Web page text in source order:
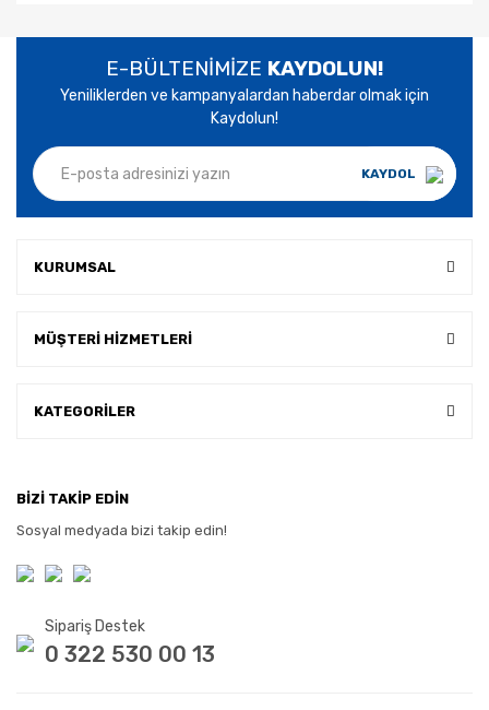
E-BÜLTENİMİZE KAYDOLUN!
Yeniliklerden ve kampanyalardan haberdar olmak için
Kaydolun!
KAYDOL
KURUMSAL
MÜŞTERİ HİZMETLERİ
KATEGORİLER
BİZİ TAKİP EDİN
Sosyal medyada bizi takip edin!
Sipariş Destek
0 322 530 00 13